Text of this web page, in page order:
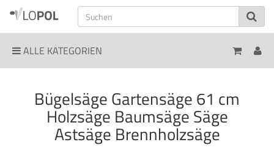
ALLE KATEGORIEN
Bügelsäge Gartensäge 61 cm
Holzsäge Baumsäge Säge
Astsäge Brennholzsäge